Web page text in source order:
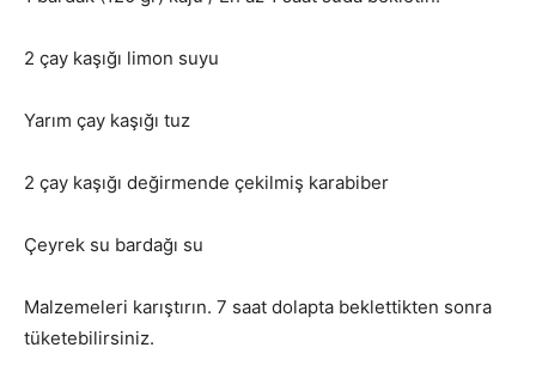
2 çay kaşığı limon suyu
Yarım çay kaşığı tuz
2 çay kaşığı değirmende çekilmiş karabiber
Çeyrek su bardağı su
Malzemeleri karıştırın. 7 saat dolapta beklettikten sonra
tüketebilirsiniz.